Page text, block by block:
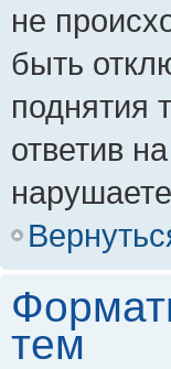
не
быть
поднятия
ответив
тем